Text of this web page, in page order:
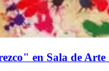
en Sala de Arte